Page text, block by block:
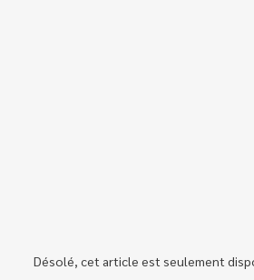
Désolé, cet article est seulement